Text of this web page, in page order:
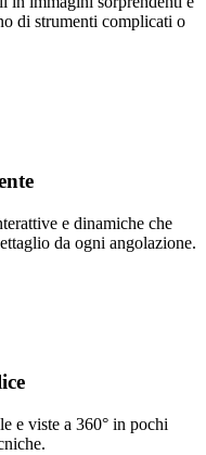
di strumenti complicati o
e dinamiche che
da ogni angolazione.
e viste a 360° in pochi